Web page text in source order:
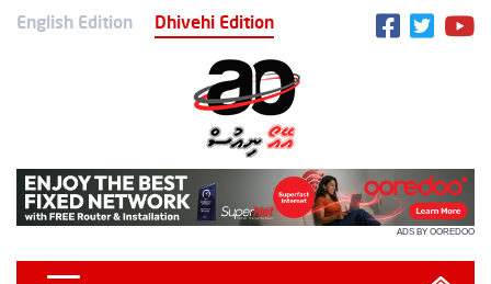
English Edition Dhivehi Edition
ADS BY OOREDOO